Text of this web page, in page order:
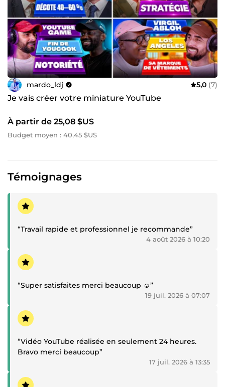
mardo_ldj 5,0 (7)
Je vais créer votre miniature YouTube
À partir de 25,08 $US
Budget moyen : 40,45 $US
Témoignages
Témoignage positif
“Travail rapide et professionnel je recommande”
4 août 2026 à 10:20
Témoignage positif
“Super satisfaites merci beaucoup ☺️”
19 juil. 2026 à 07:07
Témoignage positif
“Vidéo YouTube réalisée en seulement 24 heures.
Bravo merci beaucoup”
17 juil. 2026 à 13:35
Témoignage positif